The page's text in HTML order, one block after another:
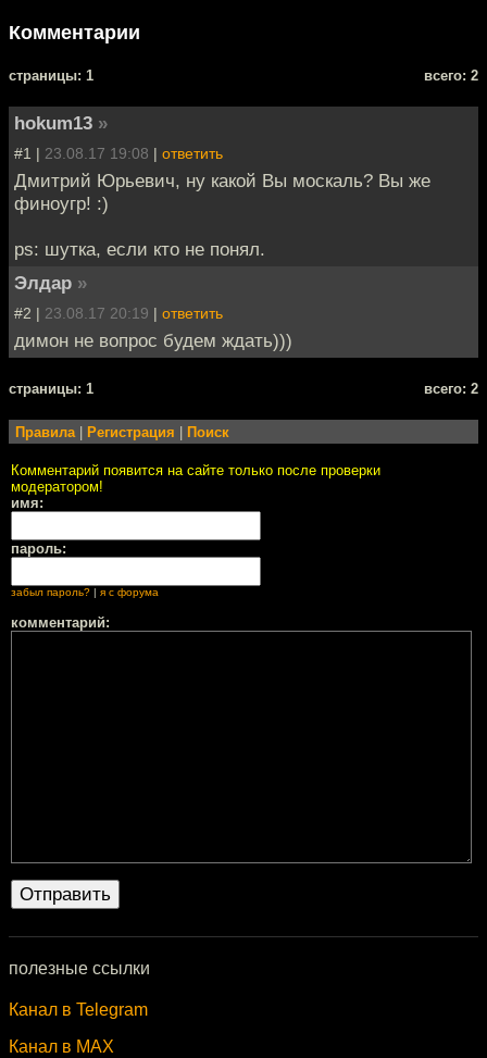
Комментарии
cтраницы: 1 всего: 2
hokum13 »
#1 | 23.08.17 19:08 | ответить
Дмитрий Юрьевич, ну какой Вы москаль? Вы же
финоугр! :)
ps: шутка, если кто не понял.
Элдар »
#2 | 23.08.17 20:19 | ответить
димон не вопрос будем ждать)))
cтраницы: 1 всего: 2
Правила| Регистрация Поиск
Комментарий появится на сайте только после проверки
модератором!
имя:
пароль:
забыл пароль? | я с форума
комментарий:
полезные ссылки
Канал в Telegram
Канал в MAX